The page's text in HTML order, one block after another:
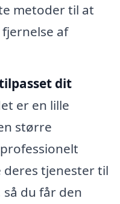
metoder til at
af
dit
er en lille
større
tjenester til
du får den